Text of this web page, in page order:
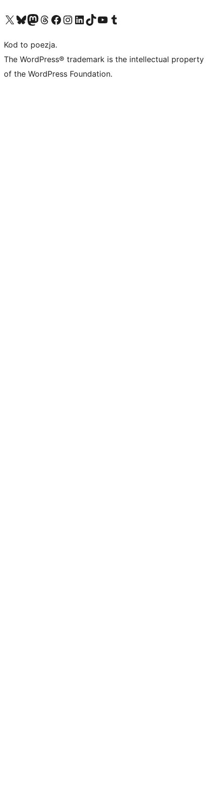
Odwiedź nasze konto X (dawniej Twitter)
Odwiedź nasze konto Bluesky
Odwiedź nasze konto na Mastodoncie
Odwiedź naszego Threadsa
Odwiedź naszego Facebooka
Odwiedź nasze konto na Instagramie
Odwiedź nasze konto na LinkedIn
Odwiedź naszego TikToka
Odwiedź nasz kanał YouTube
Odwiedź naszego Tumblra
Kod to poezja.
The WordPress® trademark is the intellectual property
of the WordPress Foundation.